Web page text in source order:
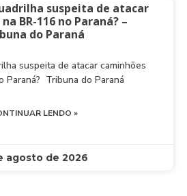
suspeita de atacar
BR-116 no Paraná? –
do Paraná
suspeita de atacar caminhões
Paraná? Tribuna do Paraná
LENDO »
agosto de 2026